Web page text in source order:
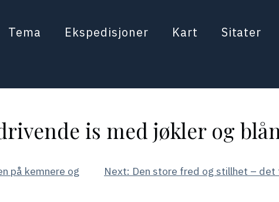
Tema Ekspedisjoner Kart Sitater
is med jøkler og
på kemnere og
Next: Den store fred og stillhet – det